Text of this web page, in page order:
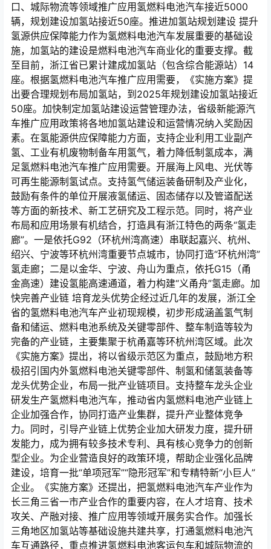
口、城际物流等领域推广应用氢燃料电池汽车接近5000
辆，规划建设加氢站接近50座。推进加氢站规划建设 提升
氢源供应保障能力作为氢燃料电池汽车发展重要的基础设
施，加氢站的建设是燃料电池汽车商业化的重要支撑。截
至目前，浙江省已累计建成加氢站（包含综合能源站）14
座。根据氢燃料电池汽车推广应用需要，《实施方案》提
出要合理规划布局加氢站，到2025年规划建设加氢站接近
50座。加快制定加氢站建设运营管理办法，省级新能源汽
车推广应用政策将各地加氢站建设和运营情况纳入奖励因
素。在氢能源供应保障能力方面，支持企业利用工业副产
氢、工业有机废物制备车用氢气，着力降低制氢成本，满
足氢燃料电池汽车推广应用需要。开展海上风电、光伏等
可再生能源制氢试点。支持氢气储运装备研制及产业化，
鼓励有条件的单位开展液氢储运、固态储存以及管道配送
等方面的新技术、新工艺研究及工程示范。同时，将产业
布局和应用场景有机结合，打造具有浙江特色的两条“氢走
廊”。一是依托G92（环杭州湾高速）串联起嘉兴、杭州、
绍兴、宁波等环杭州湾重要节点城市，协同打造“环杭州湾”
氢走廊；二是以金华、宁波、舟山为重点，依托G15（甬
金高速）建设氢能高速通道，着力构建“义甬舟”氢走廊。加
快完善产业链 培育龙头优势企经过近几年的发展，浙江全
省的氢燃料电池汽车产业初现规模，初步形成涵盖氢气制
备和储运、燃料电池系统及关键零部件、整车制造等较为
完备的产业链，主要集聚于杭甬嘉等环杭州湾区域。此次
《实施方案》提出，将以省级示范区为重点，鼓励地方积
极招引国内外氢燃料电池关键零部件、制氢和储氢装备等
龙头优势企业，布局一批产业链项目。支持整车龙头企业
研发生产氢燃料电池汽车，推动省内氢燃料电池产业链上
企业加强合作，协同打造产业集群，提升产业整体竞争
力。同时，引导产业链上优势企业加大研发力度，提升研
发能力，成为拥有较多技术专利、具有核心竞争力的创新
型企业。为企业营造良好的政策环境，帮助企业强化品牌
建设，培育一批“单项冠军”“隐形冠军”和专精特新“小巨人”
企业。《实施方案》还提出，把氢燃料电池汽车产业作为
长三角三省一市产业合作的重要内容，在人才培育、技术
攻关、产融对接、推广应用等领域开展务实合作。加强长
三角地区加氢站等基础设施共建共享，打通氢燃料电池汽
车互通路径，重点推进氢燃料电池客运包车和城际物流的